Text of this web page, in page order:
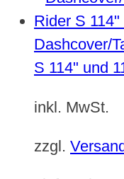
Dashcover/
S 114" und
inkl. MwSt.
zzgl.